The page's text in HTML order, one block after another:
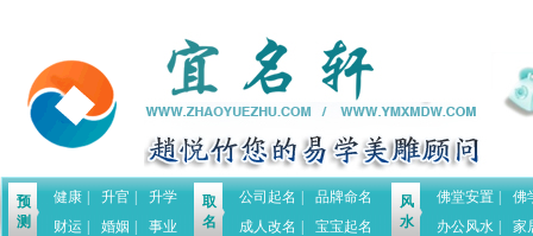
预
测
健康 升官
升学
财运
婚姻 事业
取
名
公司起名
品牌命名
成人改名
宝宝起名
风
水
佛堂安置
佛
办公风水
家